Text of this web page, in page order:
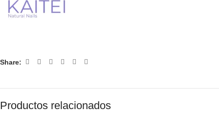
Share:
Productos relacionados